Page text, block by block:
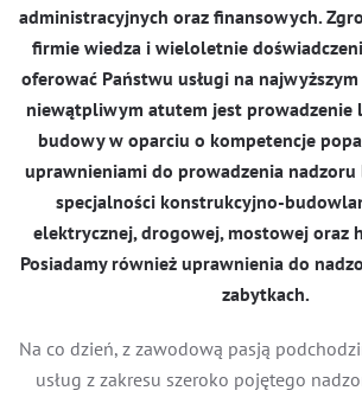
administracyjnych oraz finansowych.
firmie wiedza i wieloletnie
oferować Państwu usługi na
niewątpliwym atutem jest prowadzenie
budowy w oparciu o kompetencje
uprawnieniami do prowadzenia nadzoru
specjalności konstrukcyjno-
elektrycznej, drogowej, mostowej oraz
Posiadamy również uprawnienia do
zabytkach.
Na co dzień, z zawodową pasją
usług z zakresu szeroko pojętego